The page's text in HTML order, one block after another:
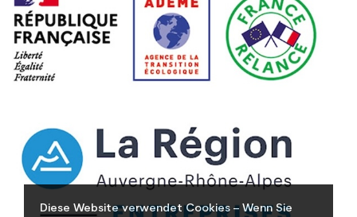
Diese Website verwendet Cookies – Wenn Sie